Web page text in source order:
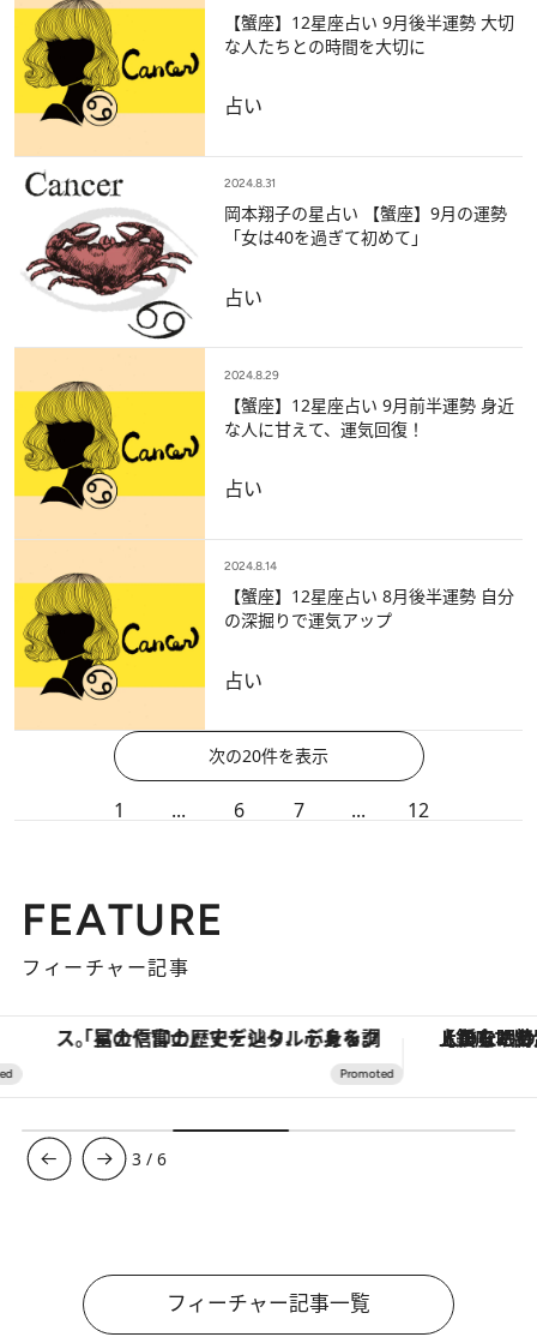
【蟹座】12星座占い 9月後半運勢 大切
な人たちとの時間を大切に
占い
2024.8.31
岡本翔子の星占い 【蟹座】9月の運勢
「女は40を過ぎて初めて」
占い
2024.8.29
【蟹座】12星座占い 9月前半運勢 身近
な人に甘えて、運気回復！
占い
2024.8.14
【蟹座】12星座占い 8月後半運勢 自分
の深掘りで運気アップ
占い
次の20件を表示
1 ... 6 7 ... 12
FEATURE
フィーチャー記事
「星のや富士」でデジタルデトックス。冨士信仰の歴史を辿り、心身を調える。 【銀座で出合う最旬美容】美髪ケアや上質
3 /6
フィーチャー記事一覧